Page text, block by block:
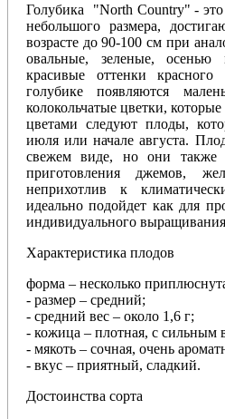
Голубика "North Country" -
небольшого размера,
возрасте до 90-100 см при
овальные, зеленые,
красивые оттенки
голубике появляются
колокольчатые цветки,
цветами следуют плоды,
июля или начале августа.
свежем виде, но они также
приготовления джемов,
неприхотлив к
идеально подойдет как для
индивидуального
Характеристика плодов
форма – несколько
- размер – средний;
- средний вес – около 1,6 г;
- кожица – плотная, с сильным
- мякоть – сочная, очень
- вкус – приятный, сладкий.
Достоинства сорта